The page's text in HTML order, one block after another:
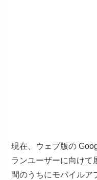
現在、ウェブ版の
ランユーザーに向けて
間のうちにモバイルア